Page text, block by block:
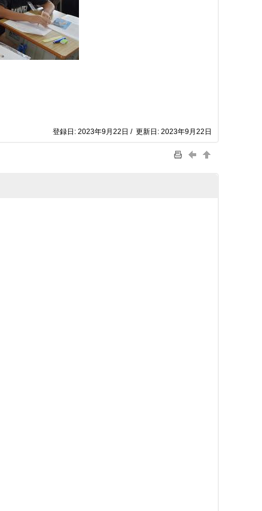
登録日: 2023年9月22日 / 更新日: 2023年9月22日